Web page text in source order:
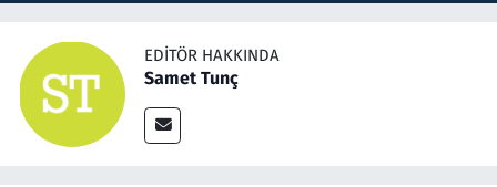
EDITÖR HAKKINDA
Samet Tunç